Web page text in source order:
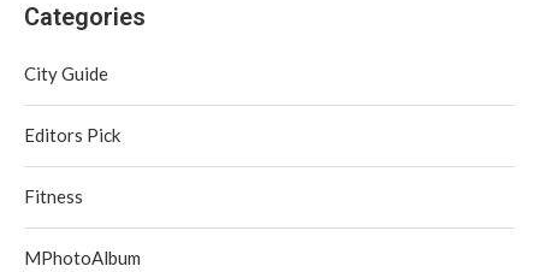
Categories
City Guide
Editors Pick
Fitness
MPhotoAlbum